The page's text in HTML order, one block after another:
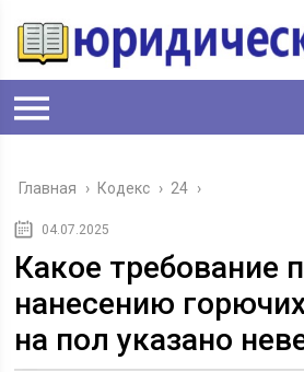
Главная › Кодекс › 24 ›
04.07.2025
Какое требование
нанесению
на пол указано